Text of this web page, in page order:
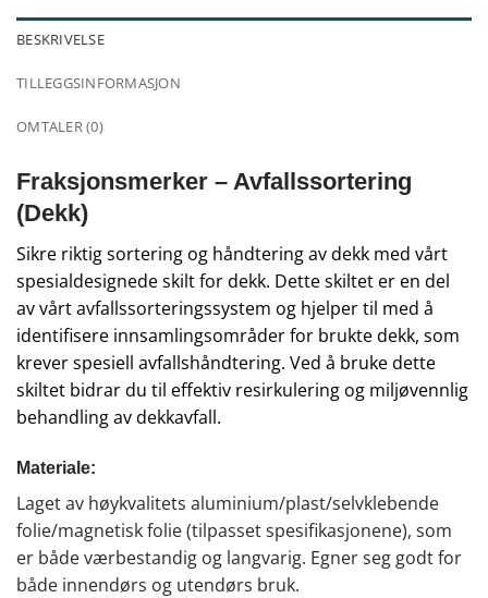
BESKRIVELSE
TILLEGGSINFORMASJON
OMTALER (0)
Fraksjonsmerker – Avfallssortering
(Dekk)
Sikre riktig sortering og håndtering av dekk med vårt
spesialdesignede skilt for dekk. Dette skiltet er en del
av vårt avfallssorteringssystem og hjelper til med å
identifisere innsamlingsområder for brukte dekk, som
krever spesiell avfallshåndtering. Ved å bruke dette
skiltet bidrar du til effektiv resirkulering og miljøvennlig
behandling av dekkavfall.
Materiale:
Laget av høykvalitets aluminium/plast/selvklebende
folie/magnetisk folie (tilpasset spesifikasjonene), som
er både værbestandig og langvarig. Egner seg godt for
både innendørs og utendørs bruk.